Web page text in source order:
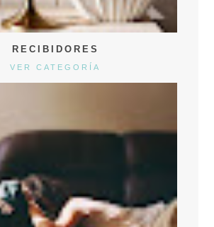
RECIBIDORES
VER CATEGORÍA